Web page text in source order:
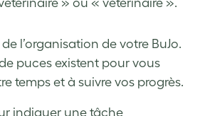
l’organisation de votre BuJo.
puces existent pour vous
temps et à suivre vos progrès.
indiquer une tâche